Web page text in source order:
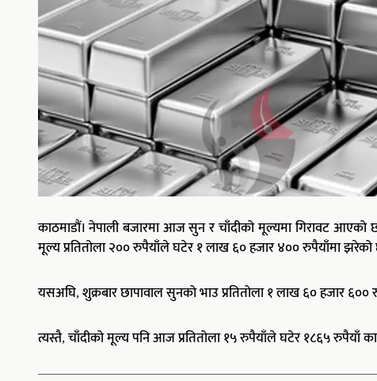
काठमाडौं। नेपाली बजारमा आज सुन र चाँदीको मूल्यमा गिरावट
मूल्य प्रतितोला २०० रुपैयाँले घटेर १ लाख ६० हजार ४०० रुपैयाँमा झरेको
यसअघि, शुक्रबार छापावाल सुनको भाउ प्रतितोला १ लाख ६० हजार ६००
त्यस्तै, चाँदीको मूल्य पनि आज प्रतितोला १५ रुपैयाँले घटेर १८६५ रुपैयाँ